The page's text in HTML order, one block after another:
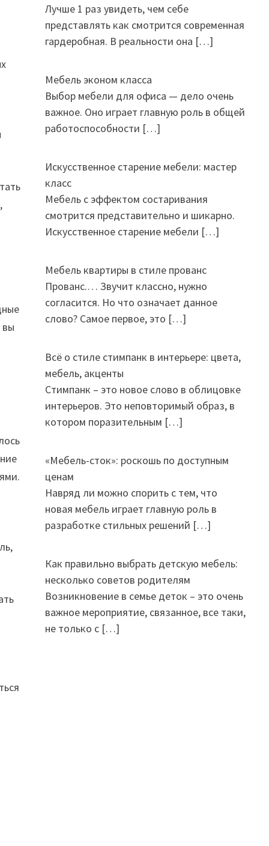
вы
Лучше 1 раз увидеть, чем себе
представлять как смотрится современная
гардеробная. В реальности она […]
Мебель эконом класса
Выбор мебели для офиса — дело очень
важное. Оно играет главную роль в общей
работоспособности […]
Искусственное старение мебели: мастер
класс
Мебель с эффектом состаривания
смотрится представительно и шикарно.
Искусственное старение мебели […]
Мебель квартиры в стиле прованс
Прованс.… Звучит классно, нужно
согласится. Но что означает данное
слово? Самое первое, это […]
Всё о стиле стимпанк в интерьере: цвета,
мебель, акценты
Стимпанк – это новое слово в облицовке
интерьеров. Это неповторимый образ, в
котором поразительным […]
«Мебель-сток»: роскошь по доступным
ценам
Навряд ли можно спорить с тем, что
новая мебель играет главную роль в
разработке стильных решений […]
Как правильно выбрать детскую мебель:
несколько советов родителям
Возникновение в семье деток – это очень
важное мероприятие, связанное, все таки,
не только с […]